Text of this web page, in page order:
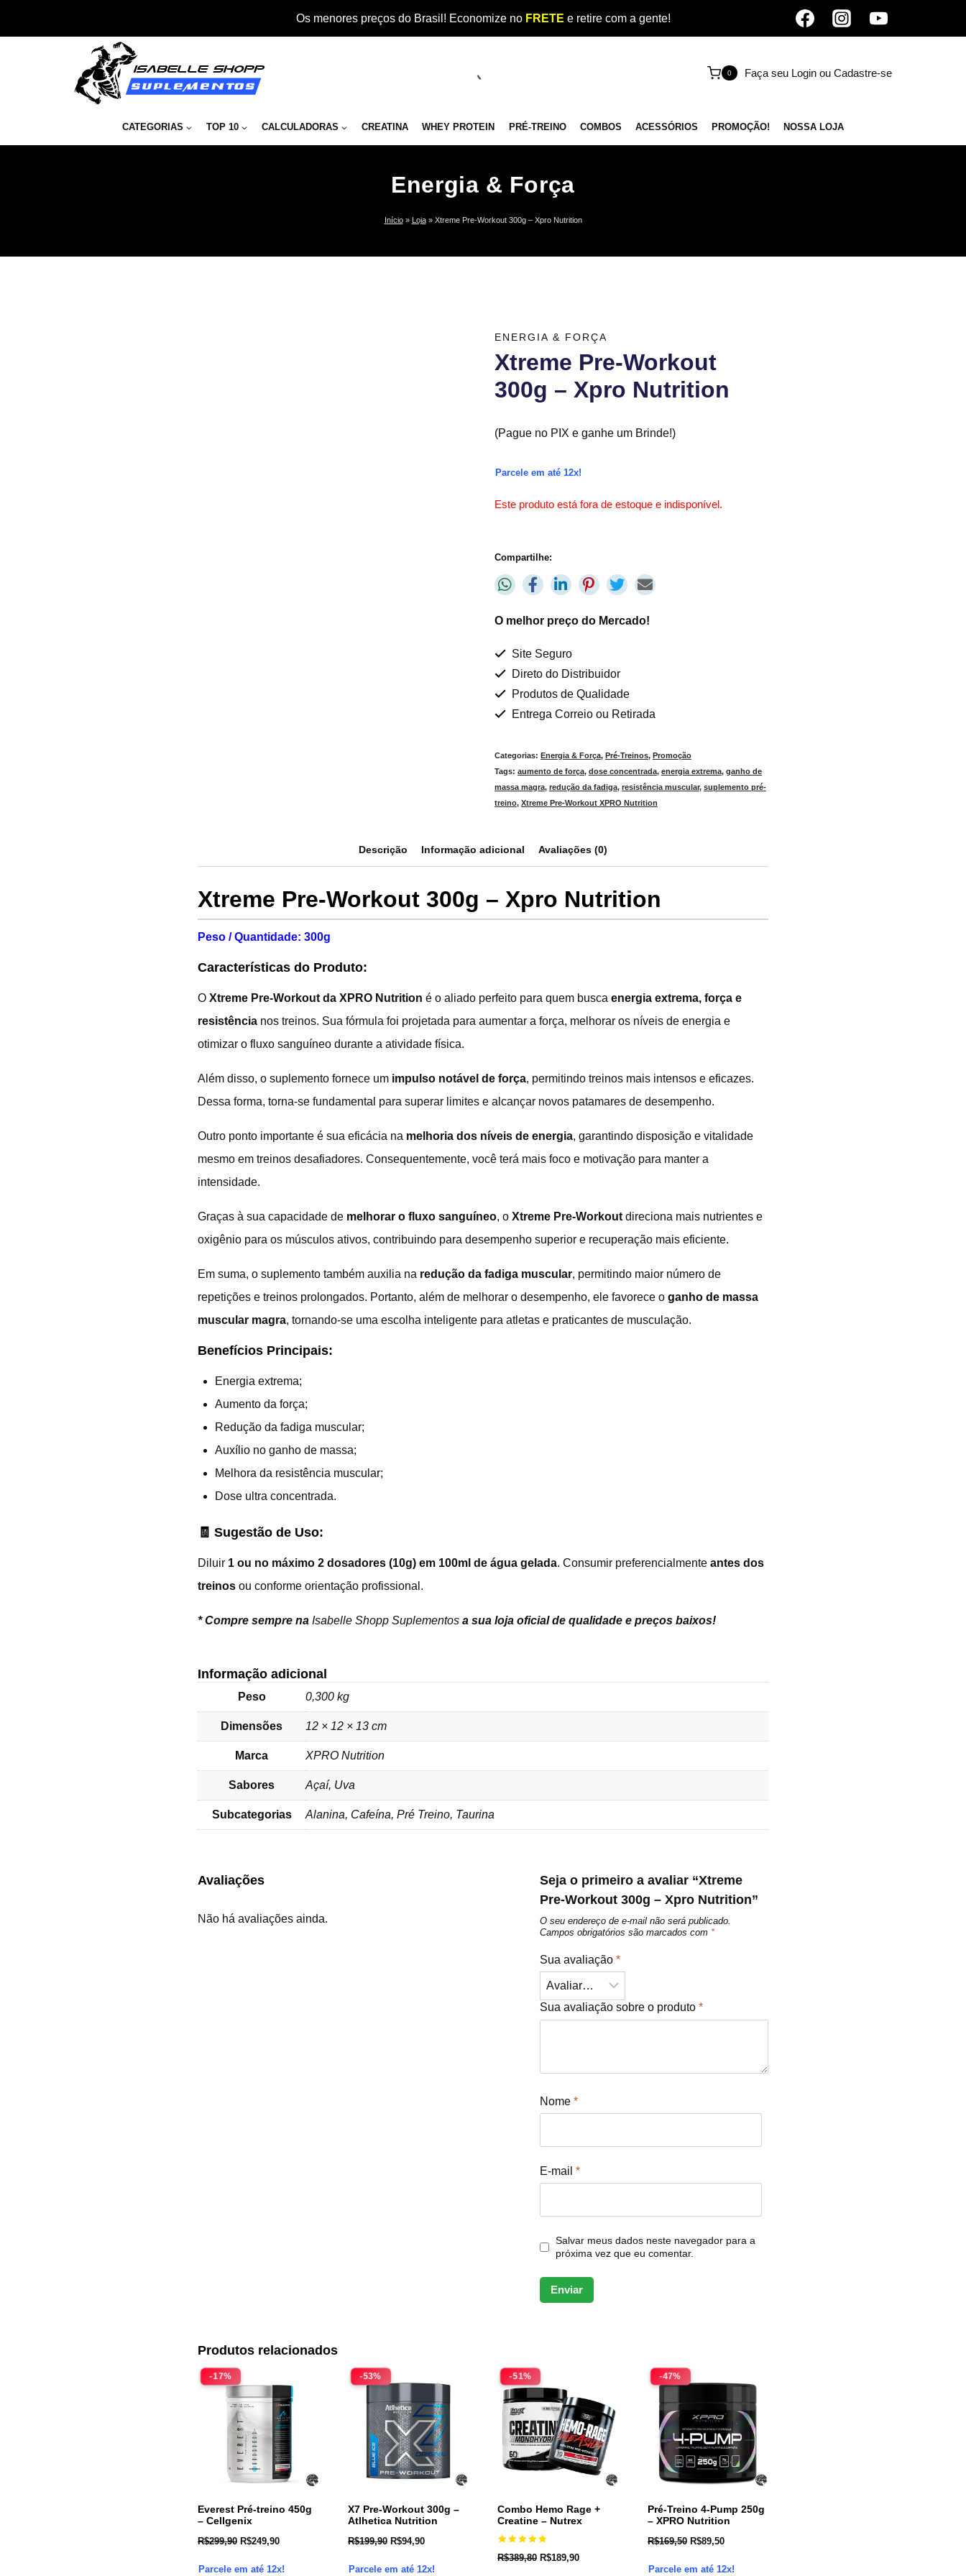
Os menores preços do Brasil! Economize no FRETE e retire com a gente!
0 Faça seu Login ou Cadastre-se
CATEGORIAS TOP 10 CALCULADORAS CREATINA WHEY PROTEIN PRÉ-TREINO COMBOS ACESSÓRIOS PROMOÇÃO! NOSSA LOJA
Energia & Força
Início» Loja» Xtreme Pre-Workout 300g – Xpro Nutrition
ENERGIA & FORÇA
Xtreme Pre-Workout
300g – Xpro Nutrition
(Pague no PIX e ganhe um Brinde!)
Parcele em até 12x!
Este produto está fora de estoque e indisponível.
Compartilhe:
O melhor preço do Mercado!
Site Seguro
Direto do Distribuidor
Produtos de Qualidade
Entrega Correio ou Retirada
Categorias: Energia & Força, Pré-Treinos, Promoção
Tags: aumento de força, dose concentrada, energia extrema, ganho de
massa magra, redução da fadiga, resistência muscular, suplemento pré-
treino, Xtreme Pre-Workout XPRO Nutrition
Descrição Informação adicional Avaliações (0)
Xtreme Pre-Workout 300g – Xpro Nutrition
Peso / Quantidade: 300g
Características do Produto:
O Xtreme Pre-Workout da XPRO Nutrition é o aliado perfeito para quem busca energia extrema, força e
resistência nos treinos. Sua fórmula foi projetada para aumentar a força, melhorar os níveis de energia e
otimizar o fluxo sanguíneo durante a atividade física.
Além disso, o suplemento fornece um impulso notável de força, permitindo treinos mais intensos e eficazes.
Dessa forma, torna-se fundamental para superar limites e alcançar novos patamares de desempenho.
Outro ponto importante é sua eficácia na melhoria dos níveis de energia, garantindo disposição e vitalidade
mesmo em treinos desafiadores. Consequentemente, você terá mais foco e motivação para manter a
intensidade.
Graças à sua capacidade de melhorar o fluxo sanguíneo, o Xtreme Pre-Workout direciona mais nutrientes e
oxigênio para os músculos ativos, contribuindo para desempenho superior e recuperação mais eficiente.
Em suma, o suplemento também auxilia na redução da fadiga muscular, permitindo maior número de
repetições e treinos prolongados. Portanto, além de melhorar o desempenho, ele favorece o ganho de massa
muscular magra, tornando-se uma escolha inteligente para atletas e praticantes de musculação.
Benefícios Principais:
Energia extrema;
Aumento da força;
Redução da fadiga muscular;
Auxílio no ganho de massa;
Melhora da resistência muscular;
Dose ultra concentrada.
🧾 Sugestão de Uso:
Diluir 1 ou no máximo 2 dosadores (10g) em 100ml de água gelada. Consumir preferencialmente antes dos
treinos ou conforme orientação profissional.
*Compre sempre na Isabelle Shopp Suplementos a sua loja oficial de qualidade e preços baixos!
Informação adicional
Peso 0,300 kg
Dimensões 12 × 12 × 13 cm
Marca XPRO Nutrition
Sabores Açaí, Uva
Subcategorias Alanina, Cafeína, Pré Treino, Taurina
Avaliações
Não há avaliações ainda.
Seja o primeiro a avaliar “Xtreme
Pre-Workout 300g – Xpro Nutrition”
O seu endereço de e-mail não será publicado.
Campos obrigatórios são marcados com *
Sua avaliação*
Sua avaliação sobre o produto*
Nome*
E-mail*
Salvar meus dados neste navegador para a
próxima vez que eu comentar.
Produtos relacionados
-17%
Everest Pré-treino 450g
– Cellgenix
R$299,90 R$249,90
Parcele em até 12x!
-53%
X7 Pre-Workout 300g –
Atlhetica Nutrition
R$199,90 R$94,90
Parcele em até 12x!
-51%
Combo Hemo Rage +
Creatine – Nutrex
Avaliação
4.91
R$389,80 R$189,90
-47%
Pré-Treino 4-Pump 250g
– XPRO Nutrition
R$169,50 R$89,50
Parcele em até 12x!